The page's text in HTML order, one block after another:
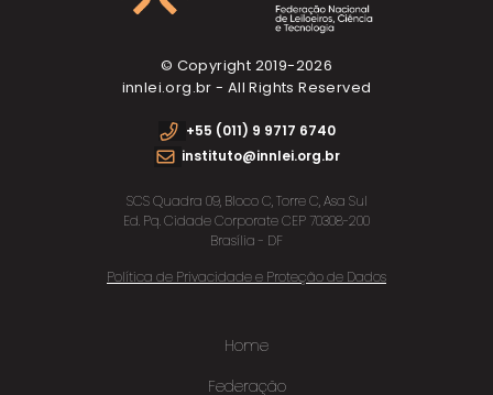
© Copyright 2019-2026
innlei.org.br - All Rights Reserved
+55 (011) 9 9717 6740
instituto@innlei.org.br
SCS Quadra 09, Bloco C, Torre C, Asa Sul
Ed. Pq. Cidade Corporate CEP 70308-200
Brasília - DF
Política de Privacidade e Proteção de Dados
Home
Federação